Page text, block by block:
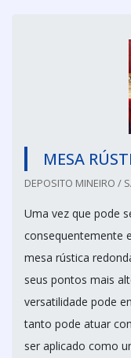
MESA
DEPOSITO MINEIRO /
Uma vez que pode
consequentemente
mesa rústica
seus pontos mais
versatilidade pode
tanto pode atuar
ser aplicado como